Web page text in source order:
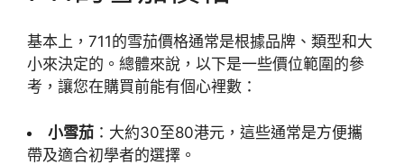
基本上，711的雪茄價格通常是根據品牌、類型和大
小來決定的。總體來說，以下是一些價位範圍的參
考，讓您在購買前能有個心裡數：
小雪茄 ：大約30至80港元，這些通常是方便攜
帶及適合初學者的選擇。